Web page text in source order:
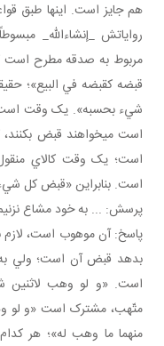
هم جايز است. اينها طبق
رواياتش _إن شاءالله_
مربوط به صدقه مطرح است
قبضه كقبضه في البيع»؛
شيء بحسبه». يک وقت است
است می خواهند قبض
است؛ يک وقت کالاي
است. بنابراين «قبض کل
پرسش: ... به خود مشاع
پاسخ: آن موهوب است،
بدهد قبض آن است؛ ولي
است. «و لو وهب لاثنين
متّهب، مشترک است «و لو
منهما ما وهب له»؛ هر